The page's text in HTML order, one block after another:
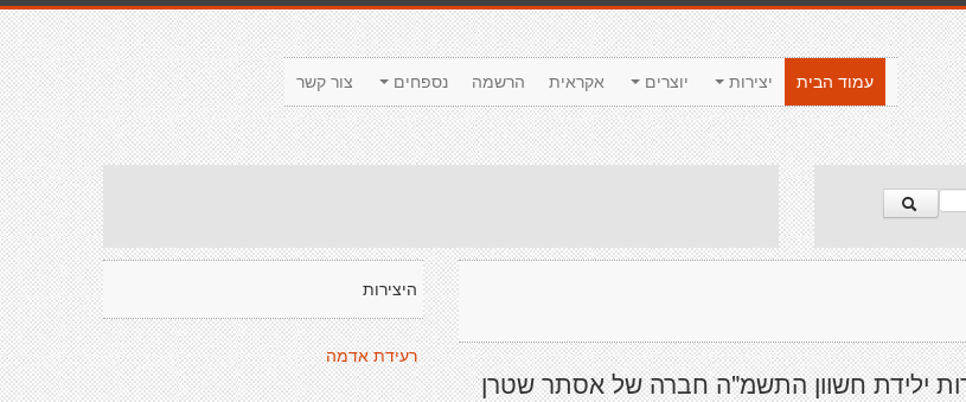
צור קשר נספחים הרשמה אקראית יוצרים יצירות
עמוד הבית
היצירות
רעידת אדמה
ילידת חשוון התשמ"ה חברה של אסתר שטרן